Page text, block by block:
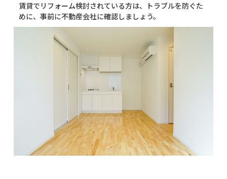
賃貸でリフォーム検討されている方は、トラブルを防ぐた
めに、事前に不動産会社に確認しましょう。